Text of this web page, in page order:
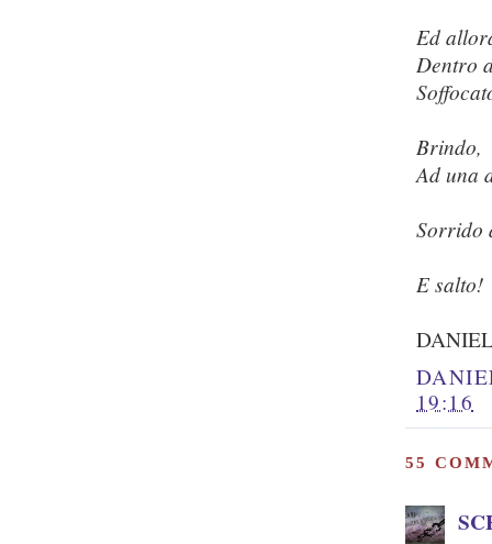
Ed
Dentro
Brindo,
Ad una
Sorrido
E salto!
19:16
55